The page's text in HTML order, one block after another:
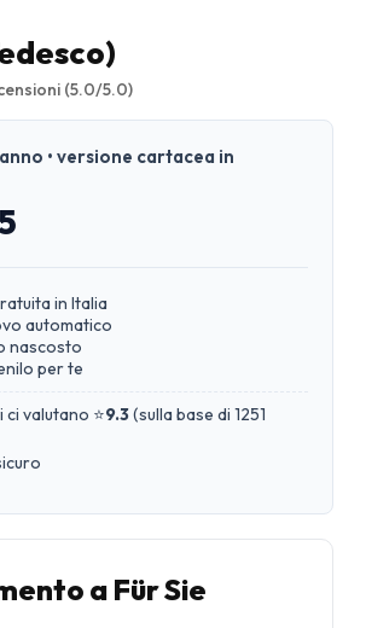
(5.0/5.0)
• versione cartacea in
in Italia
automatico
nascosto
per te
valutano ⭐9.3(sulla base di 1251
a Für Sie